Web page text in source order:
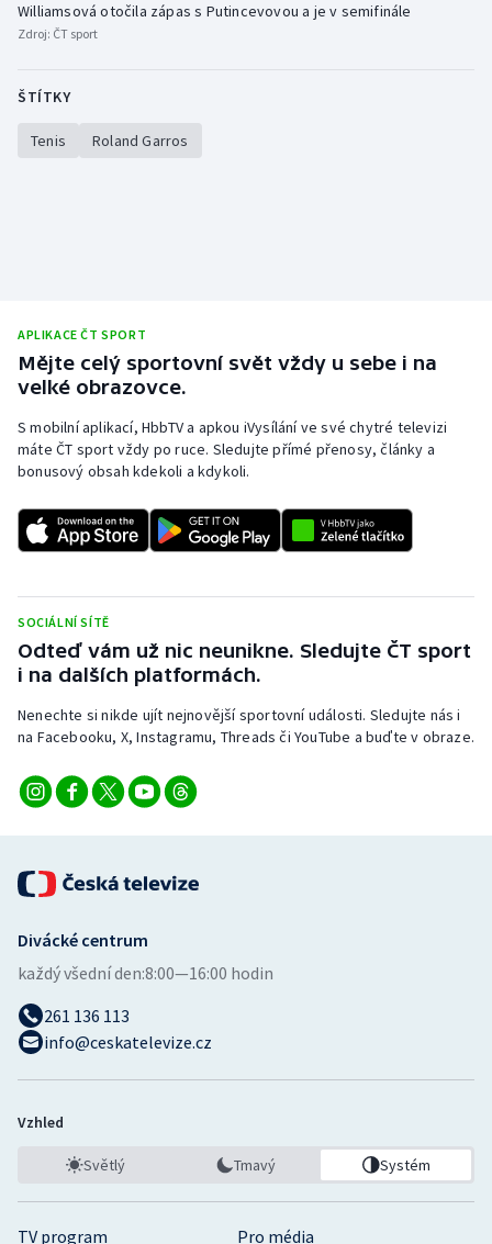
Plavání
Sportovní střelba
Stolní tenis
Triatlon
Veslování
Vodní slalom
Volejbal
Ostatní
Williamsová otočila zápas s Putincevovou a je v semifinále
Zdroj: ČT sport
ŠTÍTKY
Tenis Roland Garros
APLIKACE ČT SPORT
Mějte celý sportovní svět vždy u sebe i na
velké obrazovce.
S mobilní aplikací, HbbTV a apkou iVysílání ve své chytré televizi
máte ČT sport vždy po ruce. Sledujte přímé přenosy, články a
bonusový obsah kdekoli a kdykoli.
SOCIÁLNÍ SÍTĚ
Odteď vám už nic neunikne. Sledujte ČT sport
i na dalších platformách.
Nenechte si nikde ujít nejnovější sportovní události. Sledujte nás i
na Facebooku, X, Instagramu, Threads či YouTube a buďte v obraze.
TV program Pro média
Divácké centrum
každý všední den:8:00—16:00 hodin
261 136 113
info@ceskatelevize.cz
Vzhled
Světlý Tmavý Systém